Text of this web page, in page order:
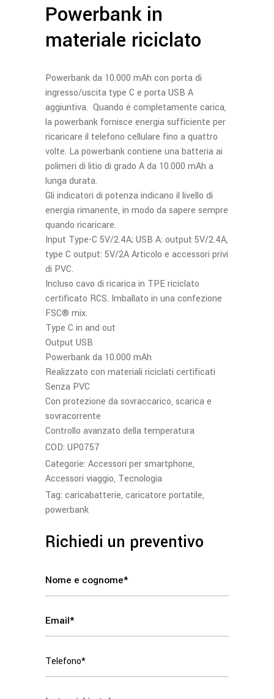
Powerbank in
materiale riciclato
Powerbank da 10.000 mAh con porta di
ingresso/uscita type C e porta USB A
aggiuntiva. Quando è completamente carica,
la powerbank fornisce energia sufficiente per
ricaricare il telefono cellulare fino a quattro
volte. La powerbank contiene una batteria ai
polimeri di litio di grado A da 10.000 mAh a
lunga durata.
Gli indicatori di potenza indicano il livello di
energia rimanente, in modo da sapere sempre
quando ricaricare.
Input Type-C 5V/2.4A; USB A: output 5V/2.4A,
type C output: 5V/2A Articolo e accessori privi
di PVC.
Incluso cavo di ricarica in TPE riciclato
certificato RCS. Imballato in una confezione
FSC® mix.
Type C in and out
Output USB
Powerbank da 10.000 mAh
Realizzato con materiali riciclati certificati
Senza PVC
Con protezione da sovraccarico, scarica e
sovracorrente
Controllo avanzato della temperatura
COD: UP0757
Categorie: Accessori per smartphone,
Accessori viaggio, Tecnologia
Tag: caricabatterie, caricatore portatile,
powerbank
Richiedi un preventivo